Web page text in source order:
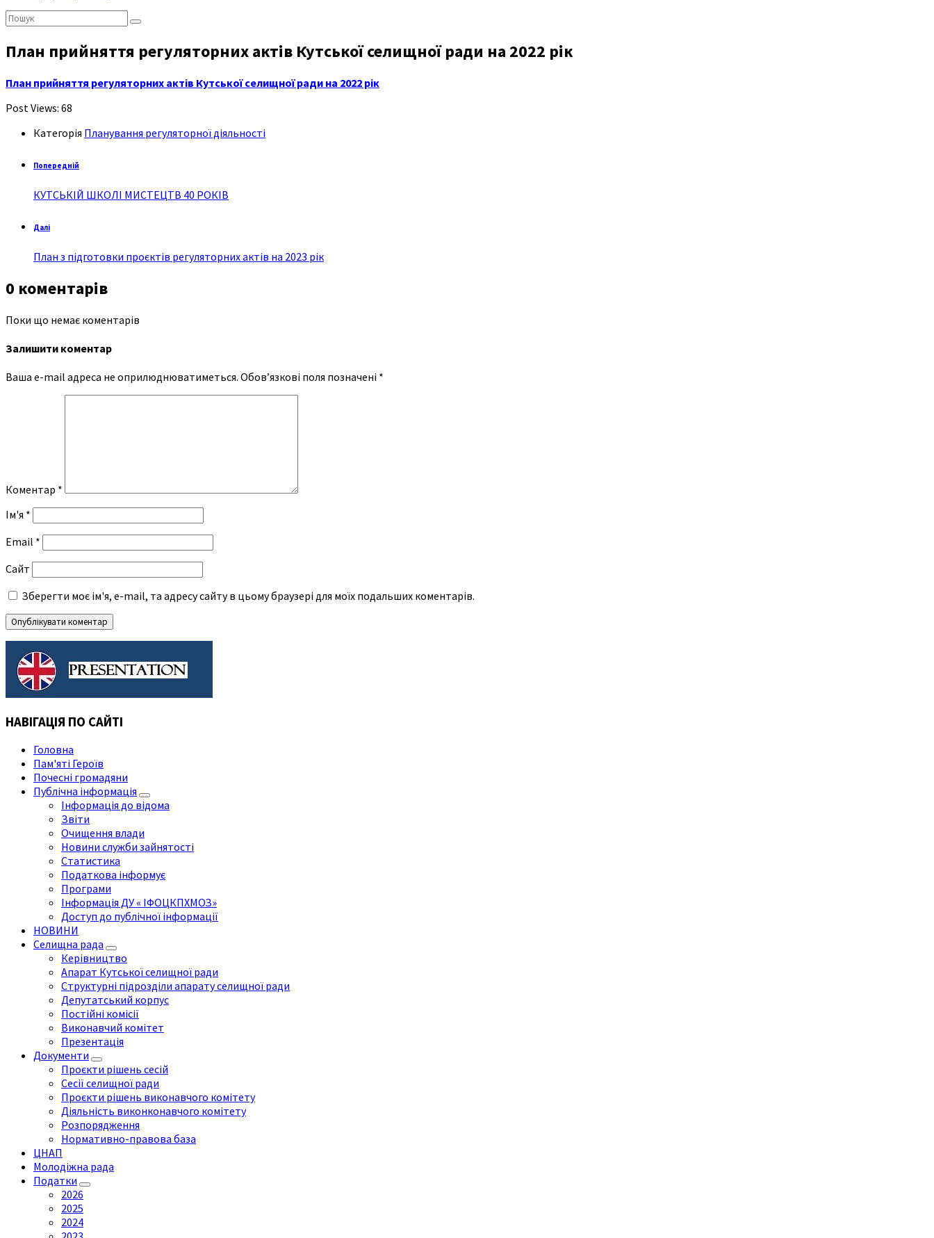
Пошук:
План прийняття регуляторних актів Кутської селищної ради на 2022 рік
План прийняття регуляторних актів Кутської селищної ради на 2022 рік
Post Views: 68
Категорія Планування регуляторної діяльності
Попередній
КУТСЬКІЙ ШКОЛІ МИСТЕЦТВ 40 РОКІВ
Далі
План з підготовки проєктів регуляторних актів на 2023 рік
0 коментарів
Поки що немає коментарів
Залишити коментар
Ваша e-mail адреса не оприлюднюватиметься. Обов’язкові поля позначені *
Коментар *
Ім'я *
Email *
Сайт
Зберегти моє ім'я, e-mail, та адресу сайту в цьому браузері для моїх подальших коментарів.
НАВІГАЦІЯ ПО САЙТІ
Головна
Пам'яті Героїв
Почесні громадяни
Публічна інформація
Інформація до відома
Звіти
Очищення влади
Новини служби зайнятості
Статистика
Податкова інформує
Програми
Інформація ДУ « ІФОЦКПХМОЗ»
Доступ до публічної інформації
НОВИНИ
Селищна рада
Керівництво
Апарат Кутської селищної ради
Структурні підрозділи апарату селищної ради
Депутатський корпус
Постійні комісії
Виконавчий комітет
Презентація
Документи
Проєкти рішень сесій
Сесії селищної ради
Проєкти рішень виконавчого комітету
Діяльність виконконавчого комітету
Розпорядження
Нормативно-правова база
ЦНАП
Молодіжна рада
Податки
2026
2025
2024